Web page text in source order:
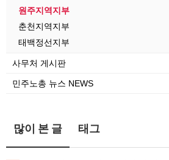
원주지역지부
춘천지역지부
태백정선지부
사무처 게시판
민주노총 뉴스 NEWS
많이 본 글 태그